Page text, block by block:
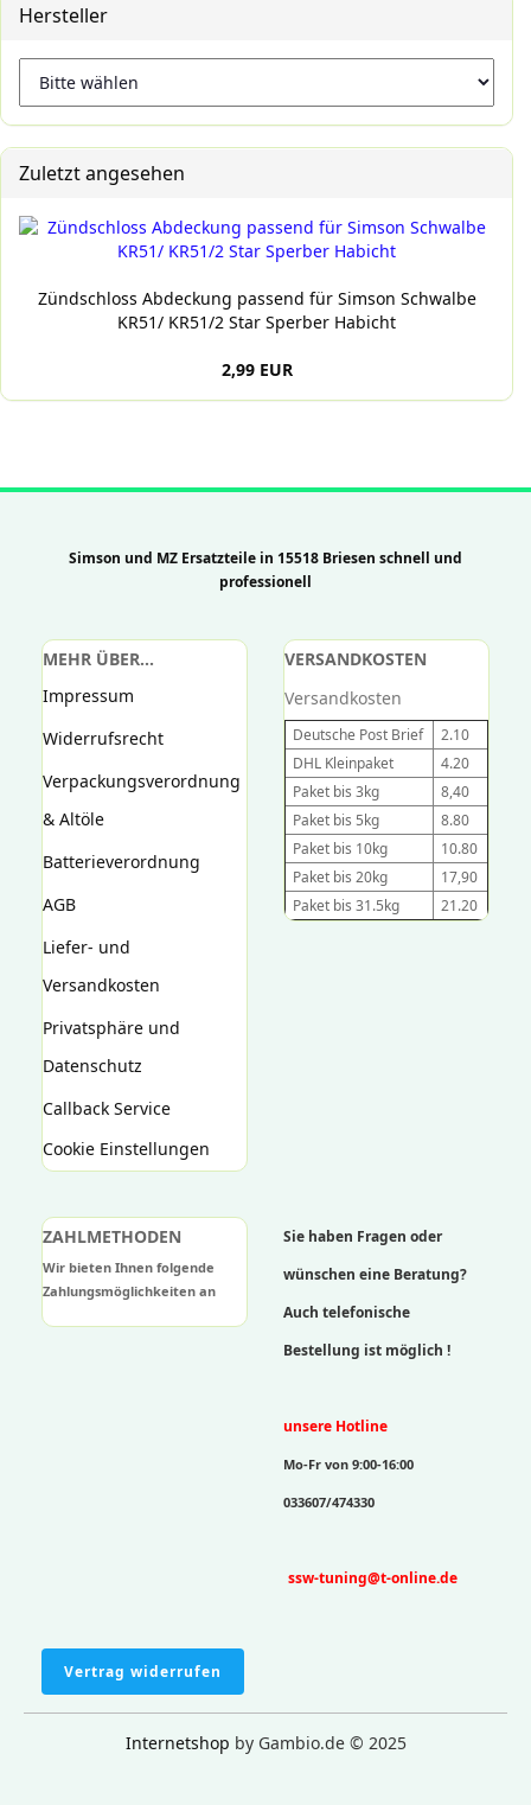
Hersteller
Zuletzt angesehen
Zündschloss Abdeckung passend für Simson Schwalbe
KR51/ KR51/2 Star Sperber Habicht
2,99 EUR
Simson und MZ Ersatzteile in 15518 Briesen schnell und
professionell
MEHR ÜBER...
Impressum
Widerrufsrecht
Verpackungsverordnung
& Altöle
Batterieverordnung
AGB
Liefer- und
Versandkosten
Privatsphäre und
Datenschutz
Callback Service
Cookie Einstellungen
VERSANDKOSTEN
Versandkosten
Deutsche Post Brief
2.10
DHL Kleinpaket
4.20
Paket bis 3kg
8,40
Paket bis 5kg
8.80
Paket bis 10kg
10.80
Paket bis 20kg
17,90
Paket bis 31.5kg
21.20
ZAHLMETHODEN
Wir bieten Ihnen folgende
Zahlungsmöglichkeiten an
Sie haben Fragen oder
wünschen eine Beratung?
Auch telefonische
Bestellung ist möglich !
unsere Hotline
Mo-Fr von 9:00-16:00
033607/474330
ssw-tuning@t-online.de
Vertrag widerrufen
Internetshop by Gambio.de © 2025